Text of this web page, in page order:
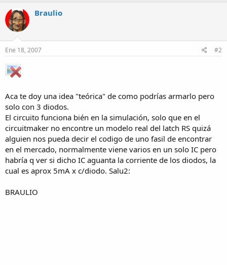
Braulio
Ene 18, 2007 #2
Aca te doy una idea "teórica" de como podrías armarlo pero
solo con 3 diodos.
El circuito funciona bién en la simulación, solo que en el
circuitmaker no encontre un modelo real del latch RS quizá
alguien nos pueda decir el codigo de uno fasil de encontrar
en el mercado, normalmente viene varios en un solo IC pero
habría q ver si dicho IC aguanta la corriente de los diodos, la
cual es aprox 5mA x c/diodo. Salu2:
BRAULIO